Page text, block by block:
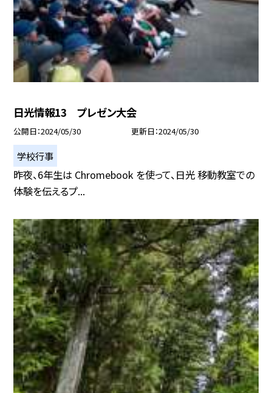
日光情報13 プレゼン大会
公開日 2024/05/30 更新日 2024/05/30
学校行事
昨夜、6年生は Chromebook を使って、日光 移動教室での
体験を伝えるプ...